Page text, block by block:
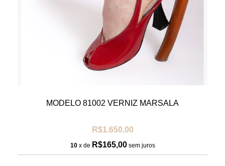
MODELO 81002 VERNIZ MARSALA
R$1.650,00
10 x de R$165,00 sem juros